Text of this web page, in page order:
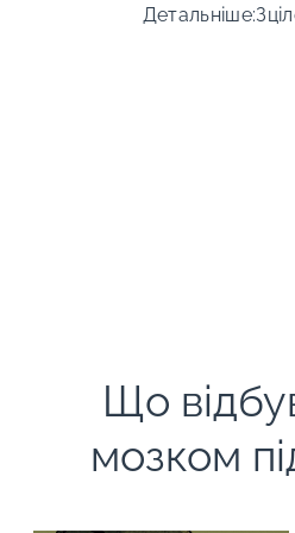
Що
мозком